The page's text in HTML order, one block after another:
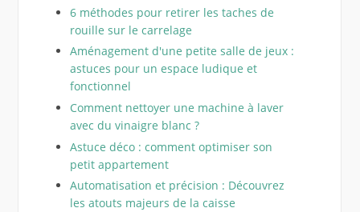
6 méthodes pour retirer les taches de
rouille sur le carrelage
Aménagement d'une petite salle de jeux :
astuces pour un espace ludique et
fonctionnel
Comment nettoyer une machine à laver
avec du vinaigre blanc ?
Astuce déco : comment optimiser son
petit appartement
Automatisation et précision : Découvrez
les atouts majeurs de la caisse